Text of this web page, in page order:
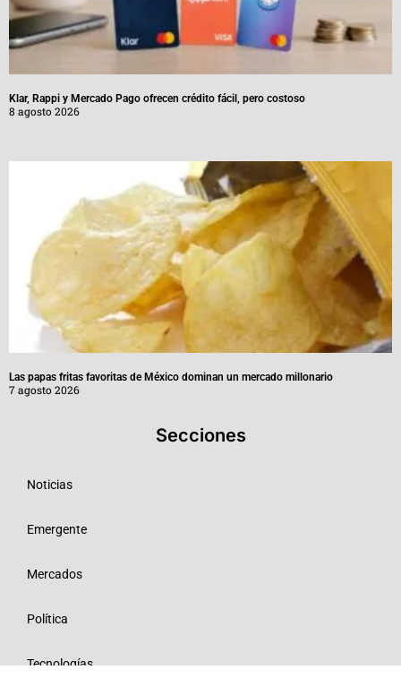
Klar, Rappi y Mercado Pago ofrecen crédito fácil, pero costoso
8 agosto 2026
Las papas fritas favoritas de México dominan un mercado millonario
7 agosto 2026
Secciones
Noticias
Emergente
Mercados
Política
Tecnologías